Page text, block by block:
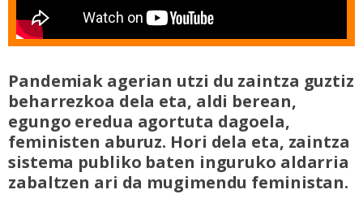
Pandemiak agerian utzi du zaintza guztiz
beharrezkoa dela eta, aldi berean,
egungo eredua agortuta dagoela,
feministen aburuz. Hori dela eta, zaintza
sistema publiko baten inguruko aldarria
zabaltzen ari da mugimendu feministan.